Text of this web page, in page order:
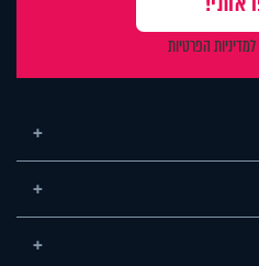
למדיניות הפרטיות